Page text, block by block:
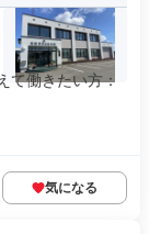
て働きたい方：
気になる